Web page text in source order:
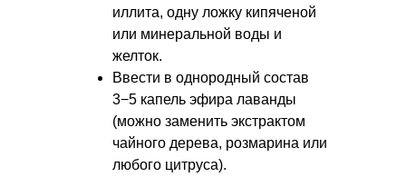
иллита, одну ложку кипяченой
или минеральной воды и
желток.
Ввести в однородный состав
3−5 капель эфира лаванды
(можно заменить экстрактом
чайного дерева, розмарина или
любого цитруса).